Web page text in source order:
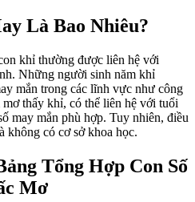
Là Bao Nhiêu?
khỉ thường được liên hệ với
Những người sinh năm khỉ
mắn trong các lĩnh vực như công
thấy khỉ, có thể liên hệ với tuổi
may mắn phù hợp. Tuy nhiên, điều
không có cơ sở khoa học.
Tổng Hợp Con Số
Mơ